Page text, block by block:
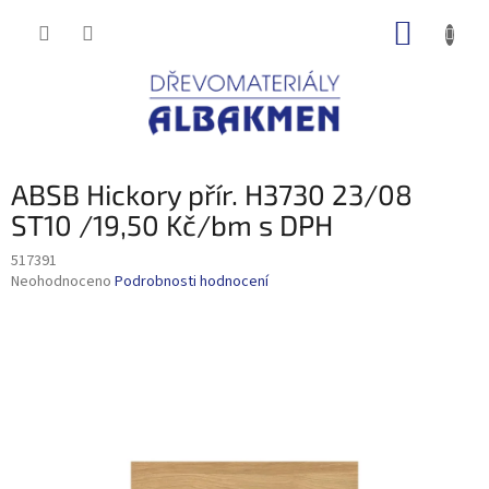
ABSB Hickory přír. H3730 23/08
ST10 /19,50 Kč/bm s DPH
517391
Průměrné
Neohodnoceno Podrobnosti hodnocení